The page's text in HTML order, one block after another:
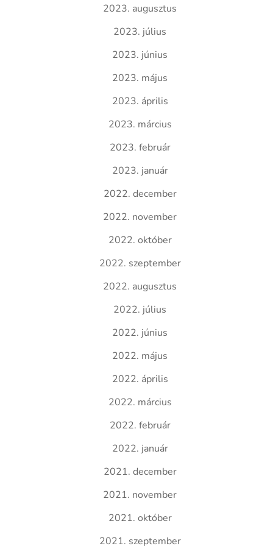
2023. augusztus
2023. július
2023. június
2023. május
2023. április
2023. március
2023. február
2023. január
2022. december
2022. november
2022. október
2022. szeptember
2022. augusztus
2022. július
2022. június
2022. május
2022. április
2022. március
2022. február
2022. január
2021. december
2021. november
2021. október
2021. szeptember